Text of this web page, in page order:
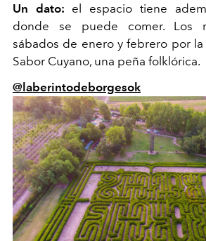
Un dato: el espacio tiene
donde se puede comer. Los
sábados de enero y febrero por la
Sabor Cuyano, una peña folklórica.
@laberintodeborgesok